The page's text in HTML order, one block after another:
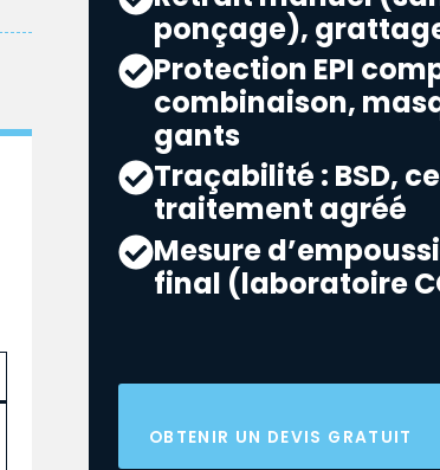
ponçage),
Protection EPI
combinaison,
gants
Traçabilité : BSD,
traitement agréé
Mesure
final (laboratoire
OBTENIR UN DEVIS GRATUIT